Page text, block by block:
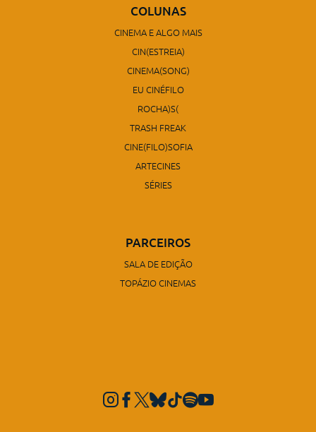
COLUNAS
CINEMA E ALGO MAIS
CIN(ESTREIA)
CINEMA(SONG)
EU CINÉFILO
ROCHA)S(
TRASH FREAK
CINE(FILO)SOFIA
ARTECINES
SÉRIES
PARCEIROS
SALA DE EDIÇÃO
TOPÁZIO CINEMAS